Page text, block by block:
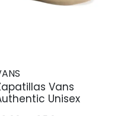
Vans
Unisex